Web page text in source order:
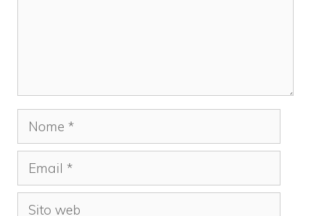
Nome
Email
Sito